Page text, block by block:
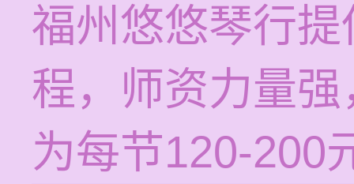
福州悠悠琴行
程，师资力量
为每节120-200